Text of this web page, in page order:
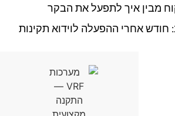
מבין איך לתפעל את הבקר
חודש אחרי ההפעלה לוידוא תקינות